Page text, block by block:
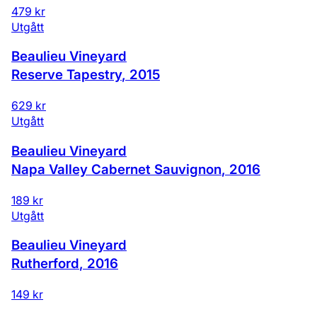
479 kr
Utgått
Beaulieu Vineyard
Reserve Tapestry, 2015
629 kr
Utgått
Beaulieu Vineyard
Napa Valley Cabernet Sauvignon, 2016
189 kr
Utgått
Beaulieu Vineyard
Rutherford, 2016
149 kr